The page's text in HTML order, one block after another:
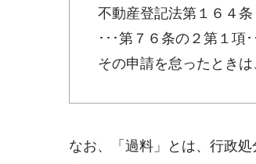
不動産登記法第１６４条
･･･第７６条の２第１項
その申請を怠ったとき
なお、「過料」とは、行政